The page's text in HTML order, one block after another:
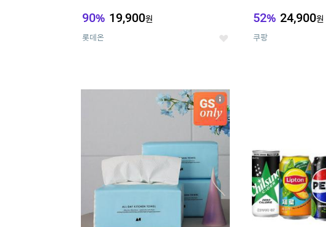
90% 19,900원
롯데온 좋
52% 24,900원
쿠팡
13
상
세